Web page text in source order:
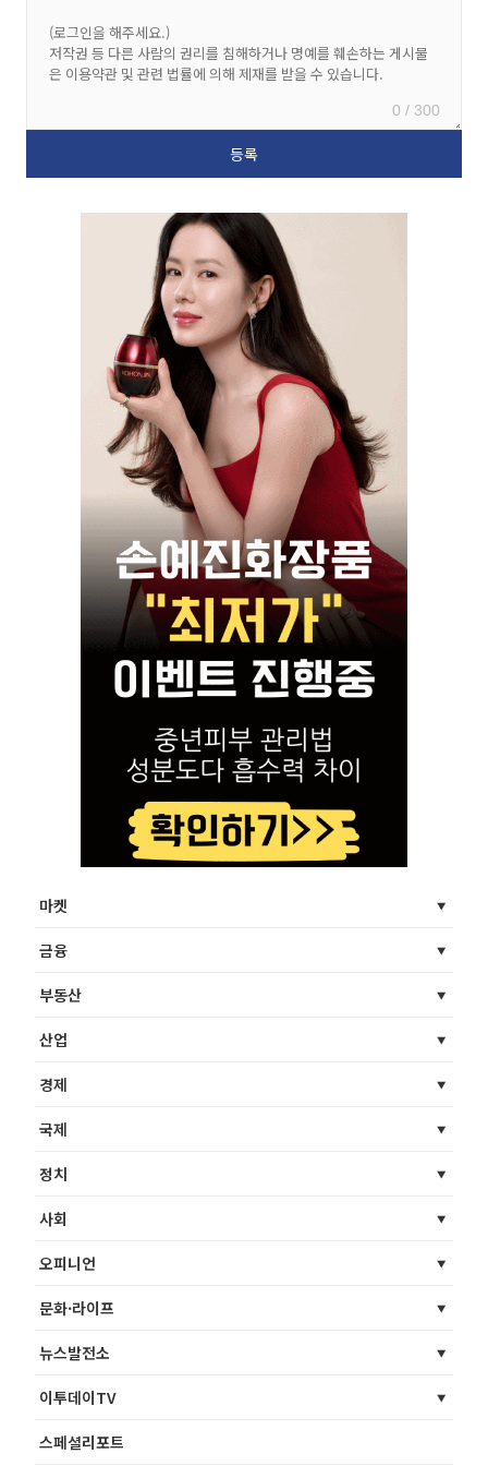
0 / 300
마켓
금융
부동산
산업
경제
국제
정치
사회
오피니언
문화·라이프
뉴스발전소
이투데이TV
스페셜리포트